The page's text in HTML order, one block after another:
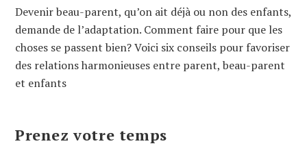
Devenir beau-parent, qu’on ait déjà ou non des enfants,
demande de l’adaptation. Comment faire pour que les
choses se passent bien? Voici six conseils pour favoriser
des relations harmonieuses entre parent, beau-parent
et enfants
Prenez votre temps